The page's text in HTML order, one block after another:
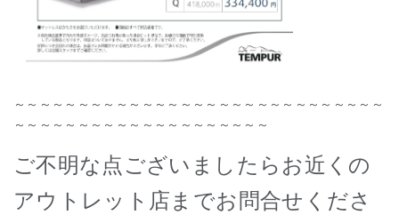
～～～～～～～～～～～～～～～～～～～～～～～～～～～～～
～～～～～～～～～～～～～～～～～～～～
ご不明な点ございましたらお近くの
アウトレット店までお問合せくださ